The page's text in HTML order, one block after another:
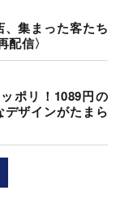
、集まった客たち
信〉
ポリ！1089円の
デザインがたまら